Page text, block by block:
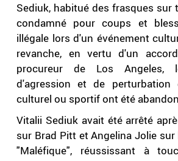
Sediuk, habitué des frasques sur
condamné pour coups et
illégale lors d'un événement
revanche, en vertu d'un
procureur de Los Angeles,
d'agression et de perturbation
culturel ou sportif ont été
Vitalii Sediuk avait été arrêté
sur Brad Pitt et Angelina Jolie
"Maléfique", réussissant à